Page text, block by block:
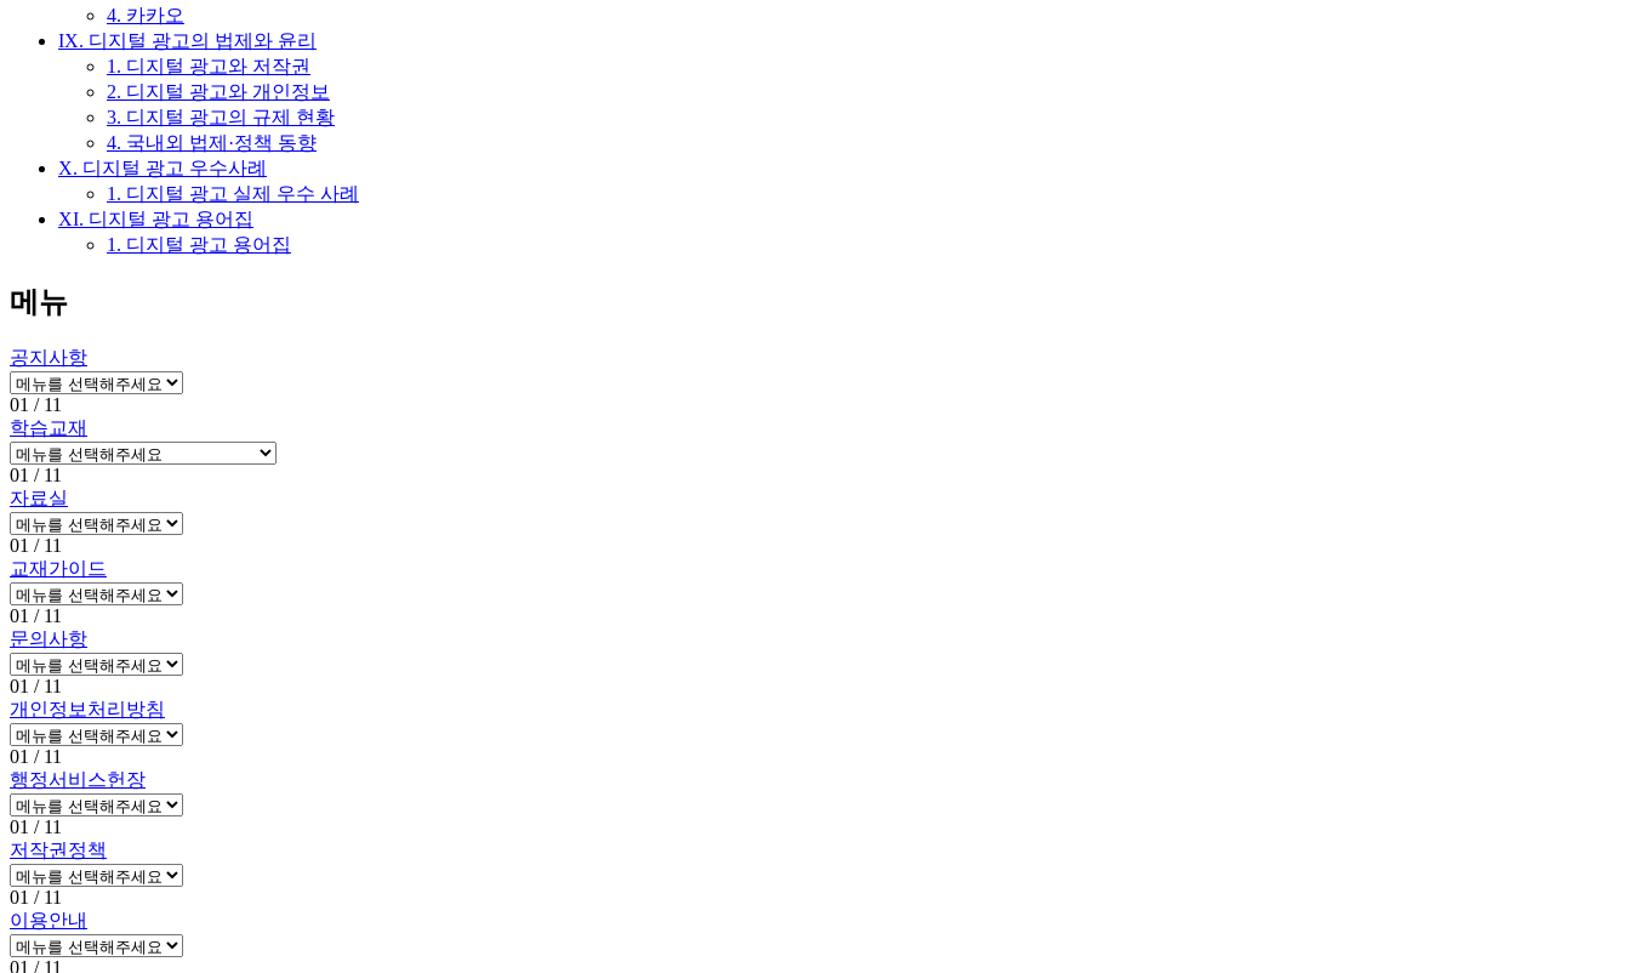
4. 카카오
IX. 디지털 광고의 법제와 윤리
1. 디지털 광고와 저작권
2. 디지털 광고와 개인정보
3. 디지털 광고의 규제 현황
4. 국내외 법제·정책 동향
X. 디지털 광고 우수사례
1. 디지털 광고 실제 우수 사례
XI. 디지털 광고 용어집
1. 디지털 광고 용어집
메뉴
공지사항
01 / 11
학습교재
01 / 11
자료실
01 / 11
교재가이드
01 / 11
문의사항
01 / 11
개인정보처리방침
01 / 11
행정서비스헌장
01 / 11
저작권정책
01 / 11
이용안내
01 / 11